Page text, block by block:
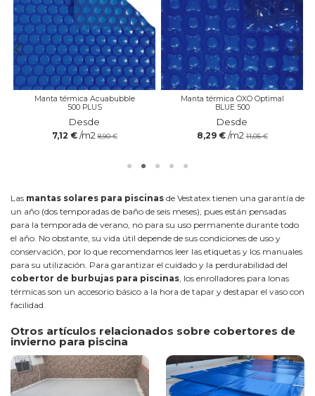
Manta térmica Acuabubble
500 PLUS
Desde
7,12 € /m2 8,90 €
Manta térmica OXO Optimal
BLUE 500
Desde
8,29 € /m2 11,05 €
Las mantas solares para piscinas de Vestatex tienen una garantía de
un año (dos temporadas de baño de seis meses), pues están pensadas
para la temporada de verano, no para su uso permanente durante todo
el año. No obstante, su vida útil depende de sus condiciones de uso y
conservación, por lo que recomendamos leer las etiquetas y los manuales
para su utilización. Para garantizar el cuidado y la perdurabilidad del
cobertor de burbujas para piscinas , los enrolladores para lonas
térmicas son un accesorio básico a la hora de tapar y destapar el vaso con
facilidad.
Otros artículos relacionados sobre cobertores de
invierno para piscina